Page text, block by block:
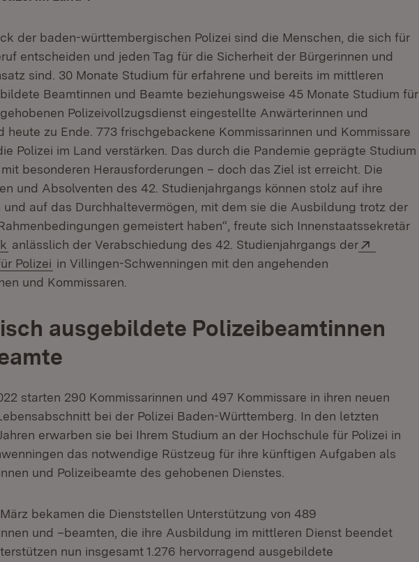
der baden-württembergischen Polizei sind die Menschen, die sich für
entscheiden und jeden Tag für die Sicherheit der Bürgerinnen und
sind. 30 Monate Studium für erfahrene und bereits im mittleren
Beamtinnen und Beamte beziehungsweise 45 Monate Studium für
Polizeivollzugsdienst eingestellte Anwärterinnen und
heute zu Ende. 773 frischgebackene Kommissarinnen und Kommissare
Polizei im Land verstärken. Das durch die Pandemie geprägte Studium
besonderen Herausforderungen – doch das Ziel ist erreicht. Die
und Absolventen des 42. Studienjahrgangs können stolz auf ihre
und auf das Durchhaltevermögen, mit dem sie die Ausbildung trotz der
gemeistert haben“, freute sich Innenstaatssekretär
anlässlich der Verabschiedung des 42. Studienjahrgangs der
Polizei (Öffnet in neuem Fenster)
in Villingen-Schwenningen mit den angehenden
und Kommissaren.
ausgebildete Polizeibeamtinnen
starten 290 Kommissarinnen und 497 Kommissare in ihren neuen
bei der Polizei Baden-Württemberg. In den letzten
erwarben sie bei Ihrem Studium an der Hochschule für Polizei in
das notwendige Rüstzeug für ihre künftigen Aufgaben als
und Polizeibeamte des gehobenen Dienstes.
März bekamen die Dienststellen Unterstützung von 489
und –beamten, die ihre Ausbildung im mittleren Dienst beendet
nun insgesamt 1.276 hervorragend ausgebildete